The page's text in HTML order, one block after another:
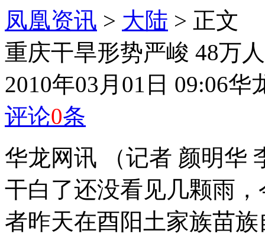
凤凰资讯 > 大陆 > 正文
重庆干旱形势严峻 48万
2010年03月01日 09:06华
评论0条
华龙网讯 （记者 颜明华
干白了还没看见几颗雨
者昨天在酉阳土家族苗